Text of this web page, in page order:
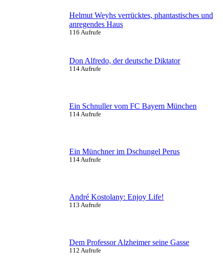
Helmut Weyhs verrücktes, phantastisches und
anregendes Haus
116 Aufrufe
Don Alfredo, der deutsche Diktator
114 Aufrufe
Ein Schnuller vom FC Bayern München
114 Aufrufe
Ein Münchner im Dschungel Perus
114 Aufrufe
André Kostolany: Enjoy Life!
113 Aufrufe
Dem Professor Alzheimer seine Gasse
112 Aufrufe